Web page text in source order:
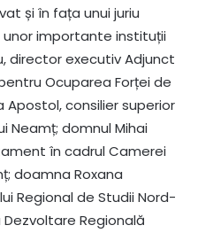
și în fața unui juriu
importante instituții
director executiv Adjunct
Ocuparea Forței de
Apostol, consilier superior
Neamț; domnul Mihai
în cadrul Camerei
doamna Roxana
Regional de Studii Nord-
Regională